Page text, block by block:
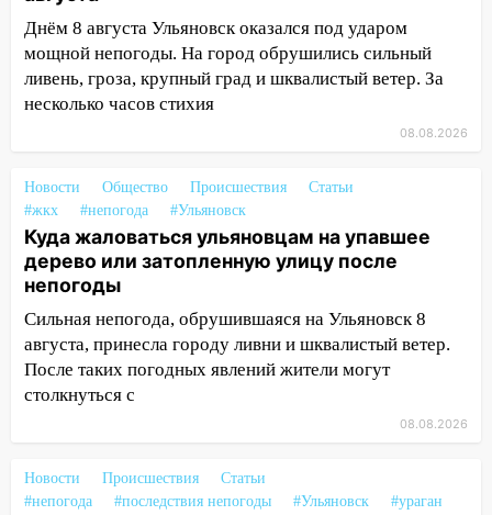
затопленные улицы
14:28 Ураган вырвал остановку на улице
Деева в Заволжье
14:26
14:16 Шторм продолжает ломать город:
на улице Любови Шевцовой рухнул
светофор
14:14 Студента из Ульяновска обманули
мошенники под видом преподавателя
14:12 Куда жаловаться ульяновцам на
упавшее дерево или затопленную улицу
после непогоды
ветром сорвало опалубку со
строящегося дома
Днём 8 августа Ульяновск оказался под ударом
мощной непогоды. На город обрушились сильный
ливень, гроза, крупный град и шквалистый ветер. За
несколько часов стихия
08.08.2026
Новости Общество Происшествия
Статьи
#жкх
#непогода #Ульяновск
Куда жаловаться ульяновцам на упавшее
дерево или затопленную улицу после
непогоды
Сильная непогода, обрушившаяся на Ульяновск 8
августа, принесла городу ливни и шквалистый ветер.
После таких погодных явлений жители могут
столкнуться с
08.08.2026
Новости Происшествия
Статьи
#непогода
#последствия непогоды #Ульяновск #ураган